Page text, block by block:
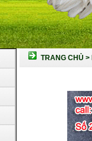
TRANG CHỦ >